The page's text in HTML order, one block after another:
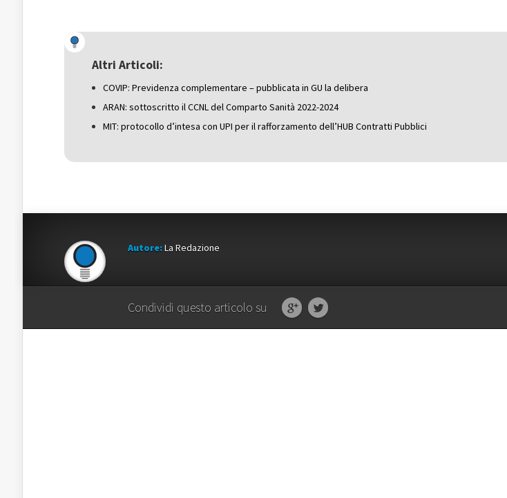
(Si
apre
una
nuova
nuova
finestra)
una
nuova
Altri Articoli:
COVIP: Previdenza complementare – pubblicata in GU la delibera
ARAN: sottoscritto il CCNL del Comparto Sanità 2022-2024
MIT: protocollo d’intesa con UPI per il rafforzamento dell’HUB Contratti Pubblici
Autore:La Redazione
Condividi questo articolo su